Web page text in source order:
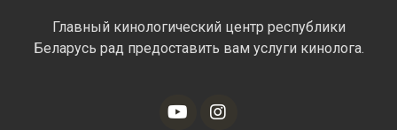
Главный кинологический центр республики
Беларусь рад предоставить вам услуги кинолога.